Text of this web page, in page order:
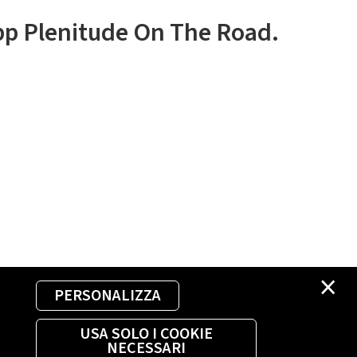
×
PERSONALIZZA
USA SOLO I COOKIE
NECESSARI
Plenitude On The Road.